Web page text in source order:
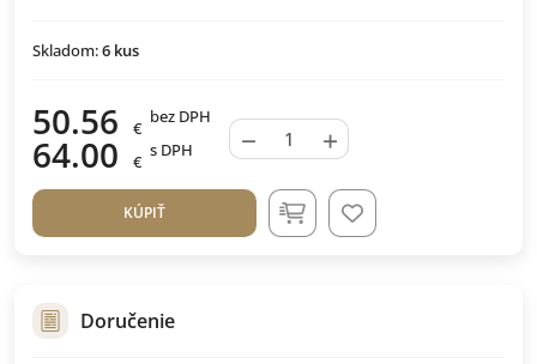
Skladom:6 kus
50.56 €
bez DPH
64.00 €
s DPH − +
KÚPIŤ
Doručenie